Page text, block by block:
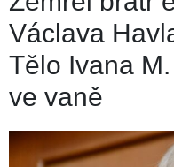
Václava
Tělo Ivana
ve vaně